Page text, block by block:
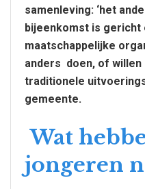
samenleving: ‘het
bijeenkomst is
maatschappelijke
anders doen, of willen
traditionele
gemeente.
Wat
jongeren